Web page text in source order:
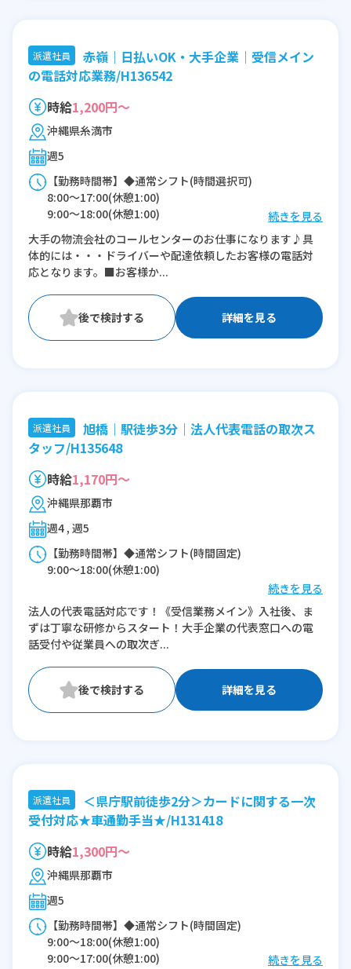
派遣社員
赤嶺｜日払いOK・大手企業｜受信メイン
の電話対応業務/H136542
時給1,200円～
沖縄県糸満市
週5
【勤務時間帯】◆通常シフト(時間選択可)
8:00〜17:00(休憩1:00)
9:00〜18:00(休憩1:00)
※残業：0〜5時間程度/月
続きを見る
大手の物流会社のコールセンターのお仕事になります♪具
体的には・・・ドライバーや配達依頼したお客様の電話対
応となります。■お客様か...
詳細を見る
派遣社員
旭橋｜駅徒歩3分｜法人代表電話の取次ス
タッフ/H135648
時給1,170円～
沖縄県那覇市
週4 , 週5
【勤務時間帯】◆通常シフト(時間固定)
9:00〜18:00(休憩1:00)
続きを見る
法人の代表電話対応です！《受信業務メイン》入社後、ま
ずは丁寧な研修からスタート！大手企業の代表窓口への電
話受付や従業員への取次ぎ...
詳細を見る
派遣社員
＜県庁駅前徒歩2分＞カードに関する一次
受付対応★車通勤手当★/H131418
時給1,300円～
沖縄県那覇市
週5
【勤務時間帯】◆通常シフト(時間固定)
9:00〜18:00(休憩1:00)
9:00〜17:00(休憩1:00)
続きを見る